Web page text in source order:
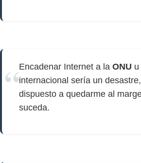
Encadenar Internet a la ONU
internacional sería un
dispuesto a quedarme al
suceda.